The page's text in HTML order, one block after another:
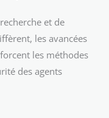
et de
les avancées
les méthodes
des agents